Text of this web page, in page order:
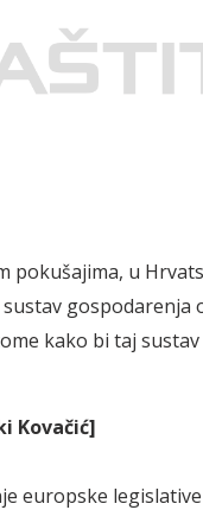
pokušajima, u
gospodarenja
kako bi taj
Kovačić]
europske